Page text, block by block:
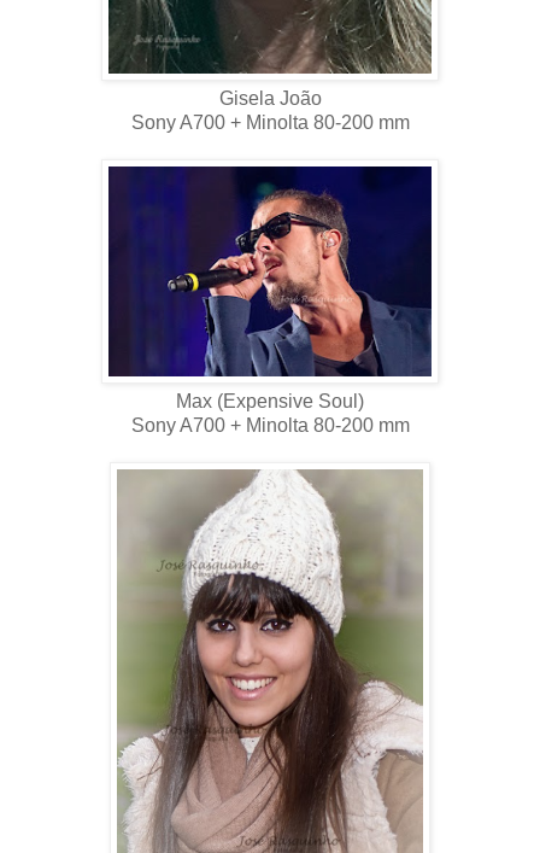
Gisela João
Sony A700 + Minolta 80-200 mm
Max (Expensive Soul)
Sony A700 + Minolta 80-200 mm